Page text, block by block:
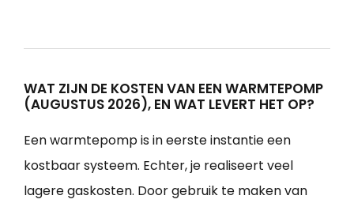
WAT ZIJN DE KOSTEN VAN EEN WARMTEPOMP
(AUGUSTUS 2026), EN WAT LEVERT HET OP?
Een warmtepomp is in eerste instantie een
kostbaar systeem. Echter, je realiseert veel
lagere gaskosten. Door gebruik te maken van